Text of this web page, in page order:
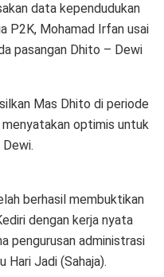
data kependudukan
P2K, Mohamad Irfan usai
pasangan Dhito – Dewi
Mas Dhito di periode
optimis untuk
berhasil membuktikan
dengan kerja nyata
pengurusan administrasi
Hari Jadi (Sahaja).